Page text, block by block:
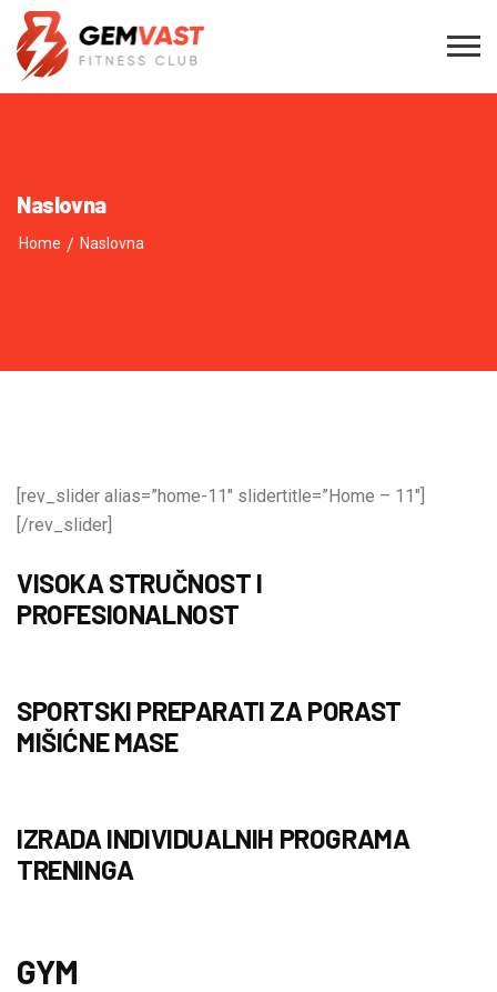
Naslovna
Home / Naslovna
[rev_slider alias=”home-11″ slidertitle=”Home – 11″]
[/rev_slider]
VISOKA STRUČNOST I
PROFESIONALNOST
SPORTSKI PREPARATI ZA PORAST
MIŠIĆNE MASE
IZRADA INDIVIDUALNIH PROGRAMA
TRENINGA
GYM